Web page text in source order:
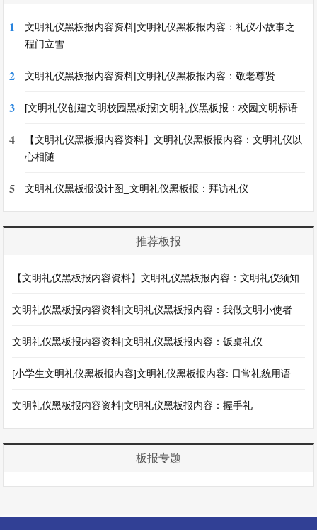
1
文明礼仪黑板报内容资料|文明礼仪黑板报内容：礼仪小故事之
程门立雪
2 文明礼仪黑板报内容资料|文明礼仪黑板报内容：敬老尊贤
3 [文明礼仪创建文明校园黑板报]文明礼仪黑板报：校园文明标语
4
【文明礼仪黑板报内容资料】文明礼仪黑板报内容：文明礼仪以
心相随
5 文明礼仪黑板报设计图_文明礼仪黑板报：拜访礼仪
推荐板报
【文明礼仪黑板报内容资料】文明礼仪黑板报内容：文明礼仪须知
文明礼仪黑板报内容资料|文明礼仪黑板报内容：我做文明小使者
文明礼仪黑板报内容资料|文明礼仪黑板报内容：饭桌礼仪
[小学生文明礼仪黑板报内容]文明礼仪黑板报内容: 日常礼貌用语
文明礼仪黑板报内容资料|文明礼仪黑板报内容：握手礼
板报专题